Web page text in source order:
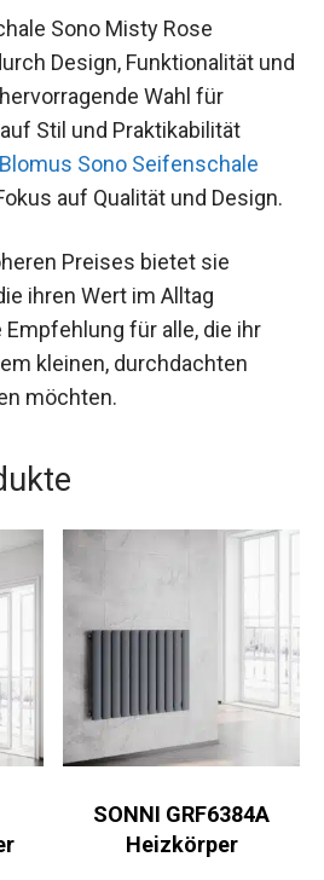
Sono Misty Rose
Design, Funktionalität und
Wahl für
Stil und Praktikabilität
Blomus Sono Seifenschale
auf Qualität und Design.
Preises bietet sie
ihren Wert im Alltag
Empfehlung für alle, die ihr
kleinen, durchdachten
möchten.
SONNI GRF6384A
Heizkörper